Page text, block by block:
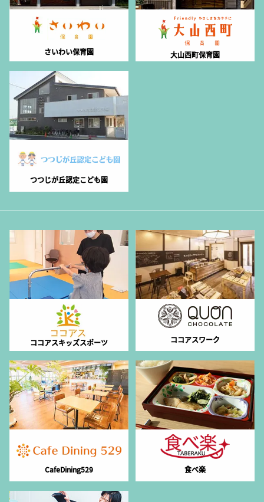
さいわい保育園 大山西町保育園
つつじが丘認定こども園
ココアスキッズスポーツ ココアスワーク
CafeDining529 食べ楽